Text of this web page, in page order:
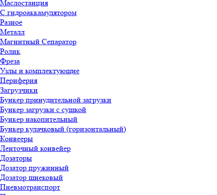
Маслостанция
С гидроаккамулятором
Разное
Металл
Магнитный Сепаратор
Ролик
Фреза
Узлы и комплектующие
Периферия
Загрузчики
Бункер принудительной загрузки
Бункер загрузки с сушкой
Бункер накопительный
Бункер кулачковый (горизонтальный)
Конвееры
Ленточный конвейер
Дозаторы
Дозатор пружинный
Дозатор шнековый
Пневмотранспорт